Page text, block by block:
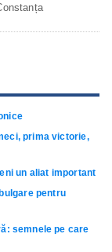
prima victorie,
un aliat important
pentru
semnele pe care